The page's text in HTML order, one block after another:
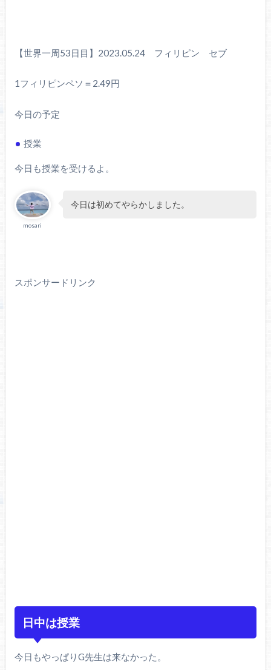
【世界一周53日目】2023.05.24 フィリピン セブ
1フィリピンペソ＝2.49円
今日の予定
授業
今日も授業を受けるよ。
mosari
今日は初めてやらかしました。
スポンサードリンク
日中は授業
今日もやっぱりG先生は来なかった。